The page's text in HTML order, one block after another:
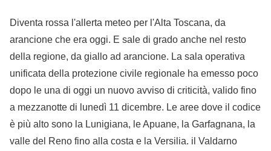
Diventa rossa l'allerta meteo per l'Alta Toscana, da
arancione che era oggi. E sale di grado anche nel resto
della regione, da giallo ad arancione. La sala operativa
unificata della protezione civile regionale ha emesso poco
dopo le una di oggi un nuovo avviso di criticità, valido fino
a mezzanotte di lunedì 11 dicembre. Le aree dove il codice
è più alto sono la Lunigiana, le Apuane, la Garfagnana, la
valle del Reno fino alla costa e la Versilia. il Valdarno